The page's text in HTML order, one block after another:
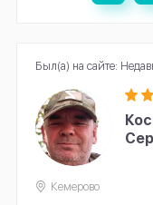
Кемерово
Был(а) на сайте: